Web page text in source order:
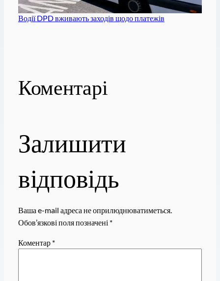
Водії DPD вживають заходів щодо платежів
Коментарі
Залишити
відповідь
Ваша e-mail адреса не оприлюднюватиметься.
Обов’язкові поля позначені *
Коментар *